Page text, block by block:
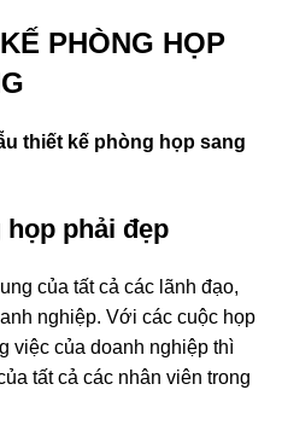
PHÒNG HỌP
thiết kế phòng họp sang
phải đẹp
của tất cả các lãnh đạo,
nghiệp. Với các cuộc họp
việc của doanh nghiệp thì
tất cả các nhân viên trong